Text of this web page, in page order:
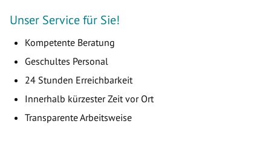
Unser Service für Sie!
Kompetente Beratung
Geschultes Personal
24 Stunden Erreichbarkeit
Innerhalb kürzester Zeit vor Ort
Transparente Arbeitsweise